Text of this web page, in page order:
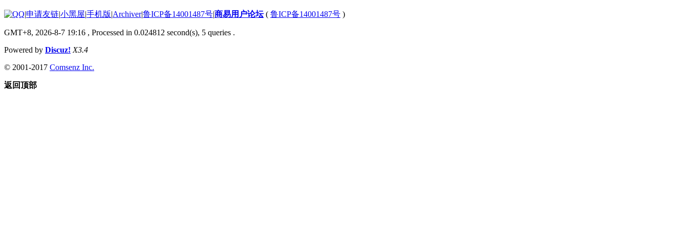
|申请友链|小黑屋|手机版|Archiver|鲁ICP备14001487号|商易用户论坛( 鲁ICP备14001487号 )
GMT+8, 2026-8-7 19:16 , Processed in 0.024812 second(s), 5 queries .
Powered by Discuz! X3.4
© 2001-2017 Comsenz Inc.
返回顶部